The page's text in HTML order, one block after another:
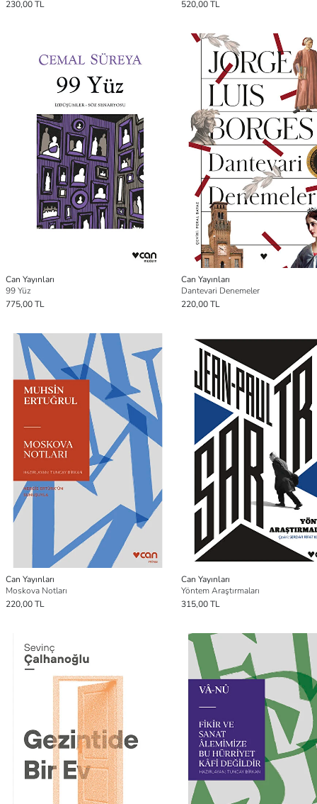
230,00 TL 520,00 TL
Can Yayınları
99 Yüz
775,00 TL
Can Yayınları
Dantevari Denemeler
220,00 TL
Can Yayınları
Moskova Notları
220,00 TL
Can Yayınları
Yöntem Araştırmaları
315,00 TL